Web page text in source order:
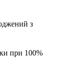
з
при 100%